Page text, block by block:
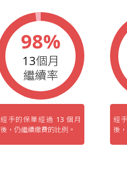
98%
13個月
繼續率
經手的保單經過 13 個月
後，仍繼續繳費的比例。
經
後